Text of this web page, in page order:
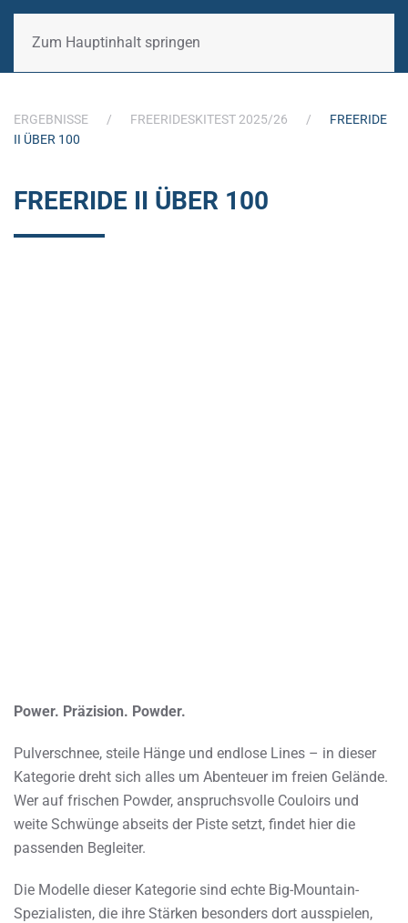
Zum Hauptinhalt springen
ERGEBNISSE FREERIDESKITEST 2025/26
FREERIDE
II ÜBER 100
FREERIDE II ÜBER 100
Power. Präzision. Powder.
Pulverschnee, steile Hänge und endlose Lines – in dieser
Kategorie dreht sich alles um Abenteuer im freien Gelände.
Wer auf frischen Powder, anspruchsvolle Couloirs und
weite Schwünge abseits der Piste setzt, findet hier die
passenden Begleiter.
Die Modelle dieser Kategorie sind echte Big-Mountain-
Spezialisten, die ihre Stärken besonders dort ausspielen,